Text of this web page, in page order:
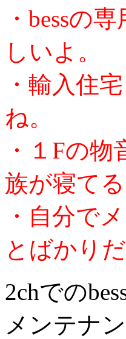
・bessの
しいよ。
・輸入住
ね。
・１Fの
族が寝て
・自分で
とばかり
2chでの
メンテナ